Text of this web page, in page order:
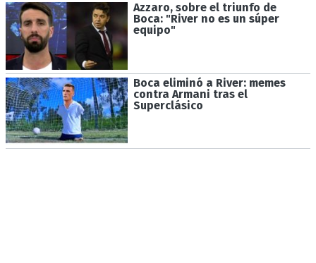
Azzaro, sobre el triunfo de
Boca: "River no es un súper
equipo"
Boca eliminó a River: memes
contra Armani tras el
Superclásico